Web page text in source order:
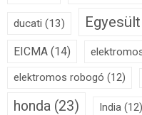
ducati (13)
EICMA (14)
elektromos robogó (12)
honda (23) India (12)